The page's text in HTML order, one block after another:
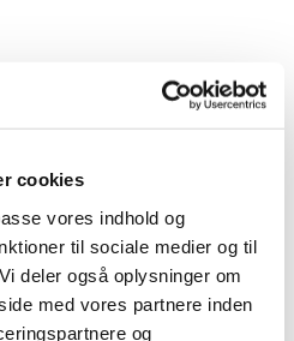
cookies
vores indhold og
til sociale medier og til
deler også oplysninger om
med vores partnere inden
og
også kunne